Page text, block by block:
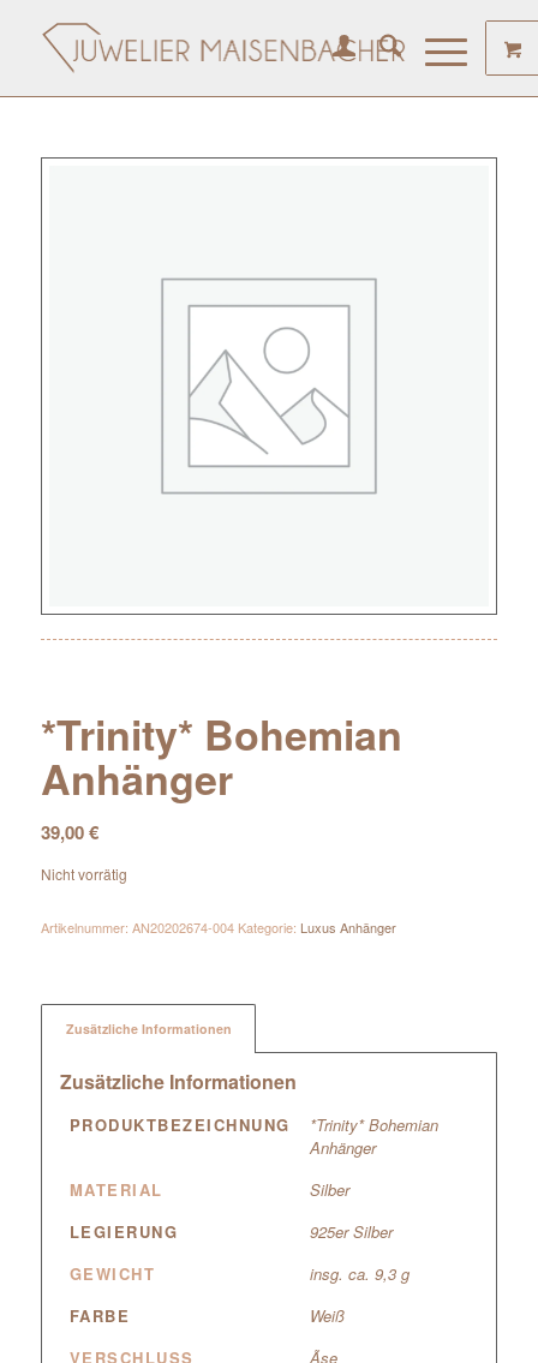
*Trinity* Bohemian
Anhänger
39,00€
Nicht vorrätig
Artikelnummer: AN20202674-004 Kategorie: Luxus Anhänger
Zusätzliche Informationen
Zusätzliche Informationen
PRODUKTBEZEICHNUNG
*Trinity* Bohemian
Anhänger
MATERIAL
Silber
LEGIERUNG
925er Silber
GEWICHT
insg. ca. 9,3 g
FARBE
Weiß
VERSCHLUSS
Ãse